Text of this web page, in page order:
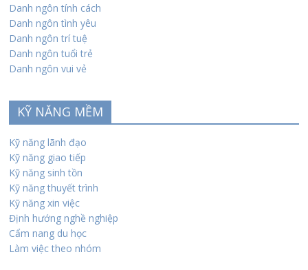
Danh ngôn tính cách
Danh ngôn tình yêu
Danh ngôn trí tuệ
Danh ngôn tuổi trẻ
Danh ngôn vui vẻ
KỸ NĂNG MỀM
Kỹ năng lãnh đạo
Kỹ năng giao tiếp
Kỹ năng sinh tồn
Kỹ năng thuyết trình
Kỹ năng xin việc
Định hướng nghề nghiệp
Cẩm nang du học
Làm việc theo nhóm